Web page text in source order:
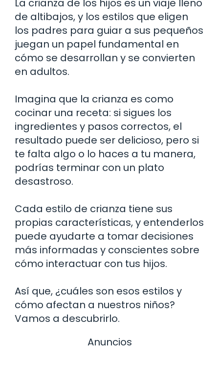
de altibajos, y los estilos que eligen
los padres para guiar a sus pequeños
juegan un papel fundamental en
cómo se desarrollan y se convierten
en adultos.
Imagina que la crianza es como
cocinar una receta: si sigues los
ingredientes y pasos correctos, el
resultado puede ser delicioso, pero si
te falta algo o lo haces a tu manera,
podrías terminar con un plato
desastroso.
Cada estilo de crianza tiene sus
propias características, y entenderlos
puede ayudarte a tomar decisiones
más informadas y conscientes sobre
cómo interactuar con tus hijos.
Así que, ¿cuáles son esos estilos y
cómo afectan a nuestros niños?
Vamos a descubrirlo.
Anuncios